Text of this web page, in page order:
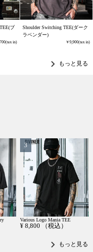
ブ
Shoulder Switching TEE(ダーク
ラベンダー)
9,900
chevron_right もっと見る
Various Logo Mania TEE
¥ 8,800 （税込）
chevron_right もっと見る